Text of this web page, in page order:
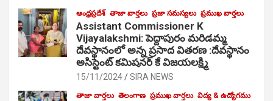
ఆంధ్రప్రదేశ్ తాజా వార్తలు ప్రజా సమస్యలు ప్రముఖ వార్తలు
Assistant Commissioner K
Vijayalakshmi: పెద్దాపురం మరిడమ్మ
దేవస్థానంలో అన్న ప్రసాద వితరణ :దేవస్థానం
అసిస్టెంట్ కమిషనర్ కే విజయలక్ష్మి
15/11/2024 SIRA NEWS
తాజా వార్తలు తెలంగాణ ప్రముఖ వార్తలు విద్య & ఉద్యోగము